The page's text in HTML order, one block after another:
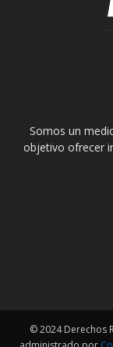
Somos un
objetivo ofrecer
© 2024 Derechos